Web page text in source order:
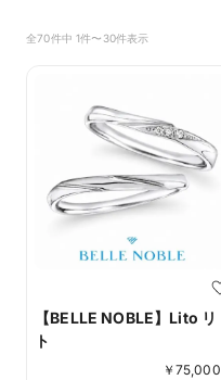
全70件中 1件〜30件表示
【BELLE NOBLE】Lito リ
ト
￥ 75,000